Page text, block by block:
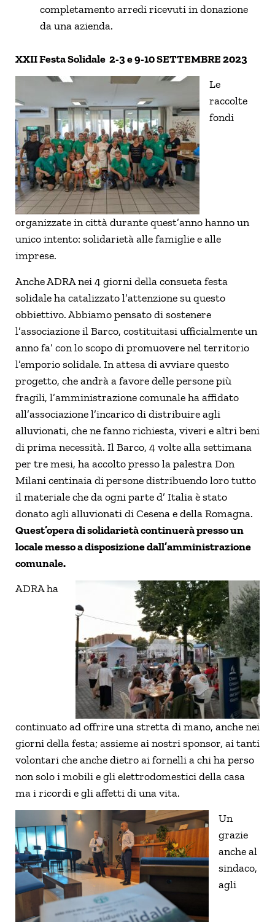
completamento arredi ricevuti in donazione
da una azienda.
XXII Festa Solidale 2-3 e 9-10 SETTEMBRE 2023
Le
raccolte
fondi
organizzate in città durante quest’anno hanno un
unico intento: solidarietà alle famiglie e alle
imprese.
Anche ADRA nei 4 giorni della consueta festa
solidale ha catalizzato l’attenzione su questo
obbiettivo. Abbiamo pensato di sostenere
l’associazione il Barco, costituitasi ufficialmente un
anno fa’ con lo scopo di promuovere nel territorio
l’emporio solidale. In attesa di avviare questo
progetto, che andrà a favore delle persone più
fragili, l’amministrazione comunale ha affidato
all’associazione l’incarico di distribuire agli
alluvionati, che ne fanno richiesta, viveri e altri beni
di prima necessità. Il Barco, 4 volte alla settimana
per tre mesi, ha accolto presso la palestra Don
Milani centinaia di persone distribuendo loro tutto
il materiale che da ogni parte d’ Italia è stato
donato agli alluvionati di Cesena e della Romagna.
Quest’opera di solidarietà continuerà presso un
locale messo a disposizione dall’amministrazione
comunale.
ADRA ha
continuato ad offrire una stretta di mano, anche nei
giorni della festa; assieme ai nostri sponsor, ai tanti
volontari che anche dietro ai fornelli a chi ha perso
non solo i mobili e gli elettrodomestici della casa
ma i ricordi e gli affetti di una vita.
Un
grazie
anche al
sindaco,
agli